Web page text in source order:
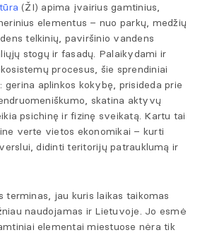
(ŽI) apima įvairius gamtinius,
elementus – nuo parkų, medžių
telkinių, paviršinio vandens
stogų ir fasadų. Palaikydami ir
procesus, šie sprendiniai
gerina aplinkos kokybę, prisideda prie
skatina aktyvų
psichinę ir fizinę sveikatą. Kartu tai
verte vietos ekonomikai – kurti
didinti teritorijų patrauklumą ir
terminas, jau kuris laikas taikomas
naudojamas ir Lietuvoje. Jo esmė
elementai miestuose nėra tik